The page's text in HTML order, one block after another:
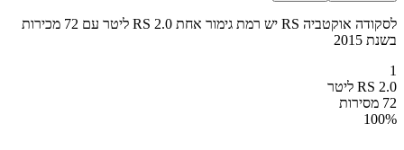
לסקודה אוקטביה RS יש רמת גימור אחת RS 2.0 ליטר עם 72 מכירות
בשנת 2015
1
RS 2.0 ליטר
72 מסירות
100%